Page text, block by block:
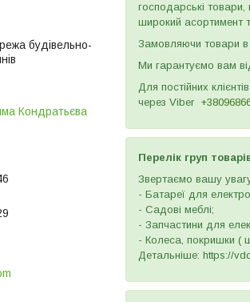
господарські
широкий асортимент
Замовляючи товари в
Ми гарантуємо вам
Для постійних
через Viber
Перелік груп
Звертаємо вашу
- Батареї для
- Садові меблі;
- Запчастини для
- Колеса, покришки (
Детальніше: https://
будівельно-
Кондратьєва